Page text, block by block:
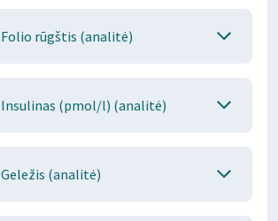
Folio rūgštis (analitė)
Insulinas (pmol/l) (analitė)
Geležis (analitė)